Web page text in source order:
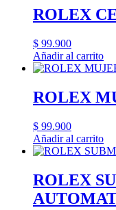
ROLEX
$ 99.900
Añadir al carrito
ROLEX
$ 99.900
Añadir al carrito
ROLEX